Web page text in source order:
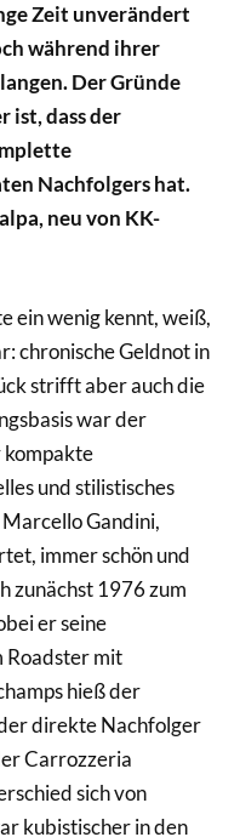
Zeit unverändert
während ihrer
Der Gründe
ist, dass der
Nachfolgers hat.
neu von KK-
ein wenig kennt, weiß,
chronische Geldnot in
strifft aber auch die
war der
kompakte
und stilistisches
Gandini,
immer schön und
zunächst 1976 zum
er seine
Roadster mit
hieß der
direkte Nachfolger
Carrozzeria
sich von
kubistischer in den